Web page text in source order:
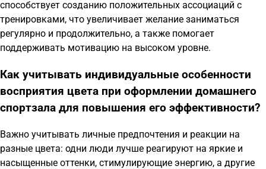
способствует созданию положительных ассоциаций с
тренировками, что увеличивает желание заниматься
регулярно и продолжительно, а также помогает
поддерживать мотивацию на высоком уровне.
Как учитывать индивидуальные особенности
восприятия цвета при оформлении домашнего
спортзала для повышения его эффективности?
Важно учитывать личные предпочтения и реакции на
разные цвета: одни люди лучше реагируют на яркие и
насыщенные оттенки, стимулирующие энергию, а другие